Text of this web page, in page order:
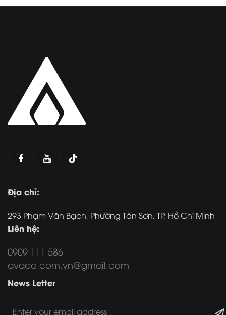
Địa chỉ:
293 Phạm Văn Bạch, Phường Tân Sơn, TP. Hồ Chí Minh
Liên hệ:
0909 111 586
avaco.com.vn@gmail.com
News Letter